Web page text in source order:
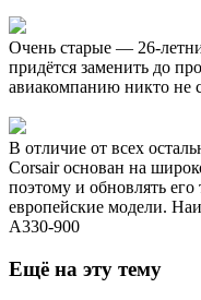
Очень старые — 26-
придётся заменить до
авиакомпанию никто не
В отличие от всех
Corsair основан на
поэтому и обновлять
европейские модели.
A330-900
Ещё на эту тему